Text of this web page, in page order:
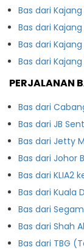
Bas dari
Bas dari
Bas dari
Bas dari
PERJALANAN
Bas dari
Bas dari JB
Bas dari Jetty
Bas dari Johor
Bas dari KLIA2
Bas dari Kuala
Bas dari
Bas dari Shah
Bas dari TBG